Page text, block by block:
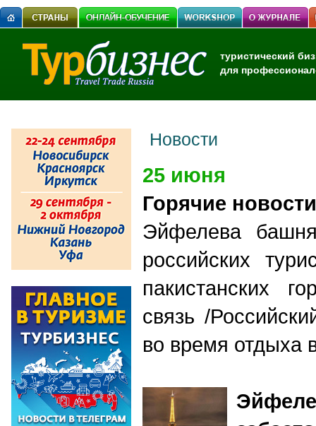
туристический
для
Новости
25 июня
Горячие новости
Эйфелева
российских
пакистанских
связь /
во время отдыха